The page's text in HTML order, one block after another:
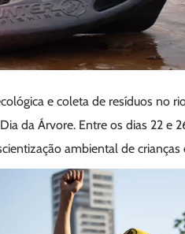
e coleta de resíduos no
da Árvore. Entre os dias 22 e
ambiental de crianças